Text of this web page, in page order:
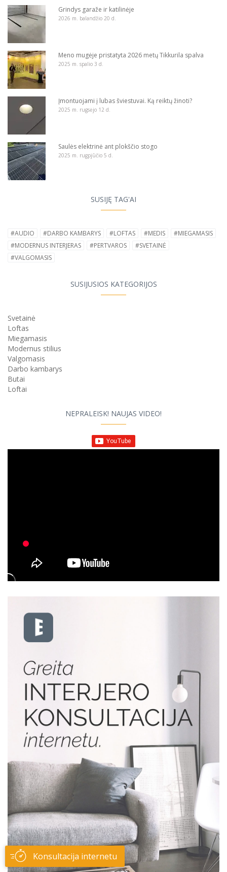
Grindys garaže ir katilinėje
2026 m. balandžio 20 d.
Meno mugėje pristatyta 2026 metų Tikkurila spalva
2025 m. spalio 3 d.
Įmontuojami į lubas šviestuvai. Ką reiktų žinoti?
2025 m. rugsėjo 12 d.
Saulės elektrinė ant plokščio stogo
2025 m. rugpjūčio 5 d.
SUSIJĘ TAG'AI
#AUDIO #DARBO KAMBARYS #LOFTAS #MEDIS
#MIEGAMASIS
#MODERNUS INTERJERAS
#PERTVAROS
#SVETAINĖ
#VALGOMASIS
SUSIJUSIOS KATEGORIJOS
Svetainė
Loftas
Miegamasis
Modernus stilius
Valgomasis
Darbo kambarys
Butai
Loftai
NEPRALEISK! NAUJAS VIDEO!
Konsultacija internetu